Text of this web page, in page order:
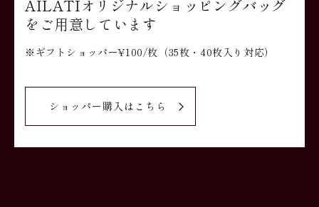
AILATIオリジナルショッピングバッグ
をご用意しています
※ギフトショッパー¥100/枚（35枚・40枚入り対応）
ショッパー購入はこちら